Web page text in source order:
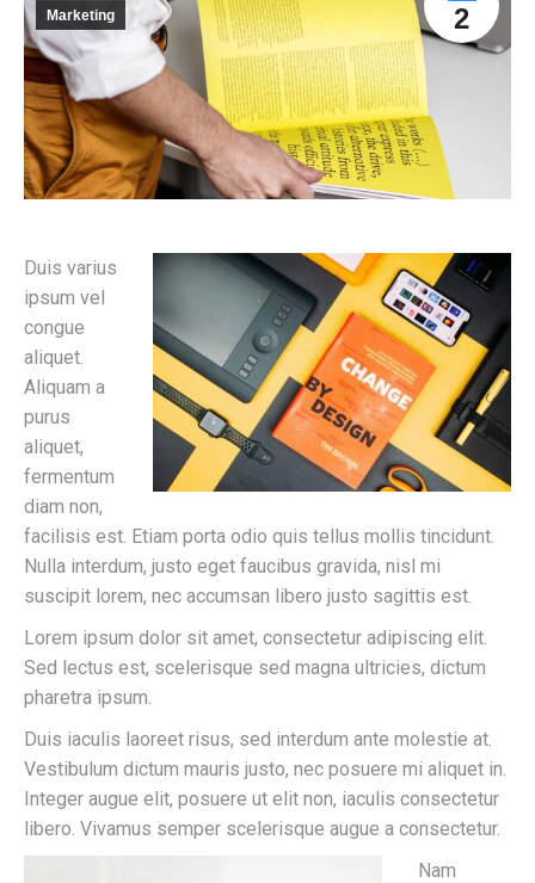
2
Marketing
Duis varius
ipsum vel
congue
aliquet.
Aliquam a
purus
aliquet,
fermentum
diam non,
facilisis est. Etiam porta odio quis tellus mollis tincidunt.
Nulla interdum, justo eget faucibus gravida, nisl mi
suscipit lorem, nec accumsan libero justo sagittis est.
Lorem ipsum dolor sit amet, consectetur adipiscing elit.
Sed lectus est, scelerisque sed magna ultricies, dictum
pharetra ipsum.
Duis iaculis laoreet risus, sed interdum ante molestie at.
Vestibulum dictum mauris justo, nec posuere mi aliquet in.
Integer augue elit, posuere ut elit non, iaculis consectetur
libero. Vivamus semper scelerisque augue a consectetur.
Nam